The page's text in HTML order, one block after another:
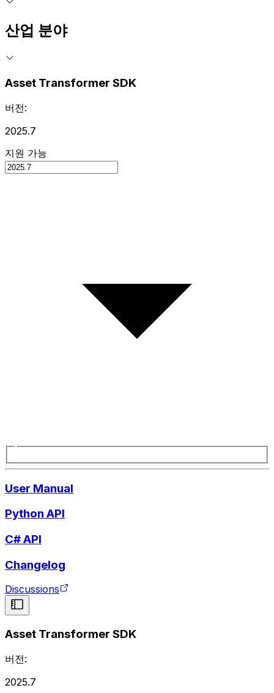
산업 분야
Asset Transformer SDK
버전:
2025.7
지원 가능
User Manual
Python API
C# API
Changelog
Discussions
Asset Transformer SDK
버전:
2025.7